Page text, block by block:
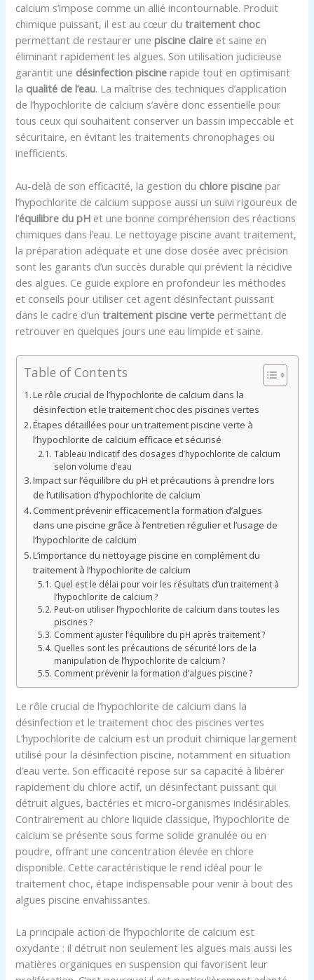
calcium s’impose comme un allié incontournable. Produit
chimique puissant, il est au cœur dutraitement choc
permettant de restaurer unepiscine claire et saine en
éliminant rapidement les algues. Son utilisation judicieuse
garantit une désinfection piscine rapide tout en optimisant
la qualité de l’eau. La maîtrise des techniques d’application
de l’hypochlorite de calcium s’avère donc essentielle pour
tous ceux qui souhaitent conserver un bassin impeccable et
sécuritaire, en évitant les traitements chronophages ou
inefficients.
Au-delà de son efficacité, la gestion du chlore piscine par
l’hypochlorite de calcium suppose aussi un suivi rigoureux de
l’équilibre du pH et une bonne compréhension des réactions
chimiques dans l’eau. Le nettoyage piscine avant traitement,
la préparation adéquate et une dose dosée avec précision
sont les garants d’un succès durable qui prévient la récidive
des algues. Ce guide explore en profondeur les méthodes
et conseils pour utiliser cet agent désinfectant puissant
dans le cadre d’untraitement piscine verte permettant de
retrouver en quelques jours une eau limpide et saine.
Table of Contents
Le rôle crucial de l’hypochlorite de calcium dans la
désinfection et le traitement choc des piscines vertes
Étapes détaillées pour un traitement piscine verte à
l’hypochlorite de calcium efficace et sécurisé
Tableau indicatif des dosages d’hypochlorite de calcium
selon volume d’eau
Impact sur l’équilibre du pH et précautions à prendre lors
de l’utilisation d’hypochlorite de calcium
Comment prévenir efficacement la formation d’algues
dans une piscine grâce à l’entretien régulier et l’usage de
l’hypochlorite de calcium
L’importance du nettoyage piscine en complément du
traitement à l’hypochlorite de calcium
Quel est le délai pour voir les résultats d’un traitement à
l’hypochlorite de calcium ?
Peut-on utiliser l’hypochlorite de calcium dans toutes les
piscines ?
Comment ajuster l’équilibre du pH après traitement ?
Quelles sont les précautions de sécurité lors de la
manipulation de l’hypochlorite de calcium ?
Comment prévenir la formation d’algues piscine ?
Le rôle crucial de l’hypochlorite de calcium dans la
désinfection et le traitement choc des piscines vertes
L’hypochlorite de calcium est un produit chimique largement
utilisé pour la désinfection piscine, notamment en situation
d’eau verte. Son efficacité repose sur sa capacité à libérer
rapidement du chlore actif, un désinfectant puissant qui
détruit algues, bactéries et micro-organismes indésirables.
Contrairement au chlore liquide classique, l’hypochlorite de
calcium se présente sous forme solide granulée ou en
poudre, offrant une concentration élevée en chlore
disponible. Cette caractéristique le rend idéal pour le
traitement choc, étape indispensable pour venir à bout des
algues piscine envahissantes.
La principale action de l’hypochlorite de calcium est
oxydante : il détruit non seulement les algues mais aussi les
matières organiques en suspension qui favorisent leur